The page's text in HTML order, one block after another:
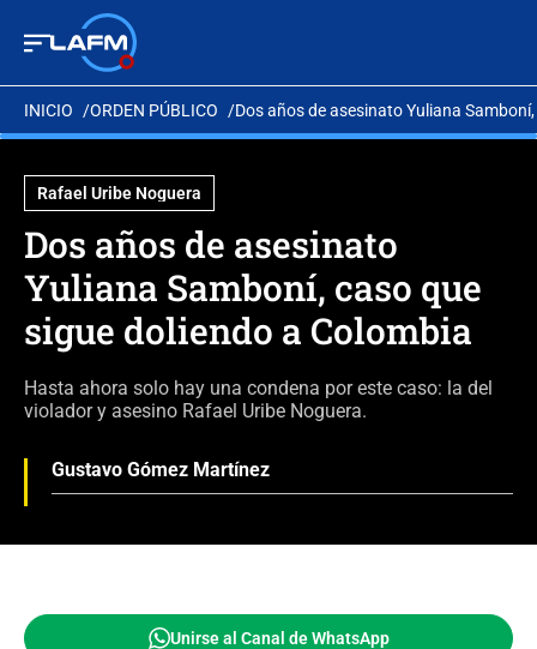
INICIO ORDEN PÚBLICO Dos años de asesinato Yuliana
Rafael Uribe Noguera
Dos años de asesinato
Yuliana Samboní, caso que
sigue doliendo a Colombia
Hasta ahora solo hay una condena por este caso: la del
violador y asesino Rafael Uribe Noguera.
Gustavo Gómez Martínez
Unirse al Canal de WhatsApp